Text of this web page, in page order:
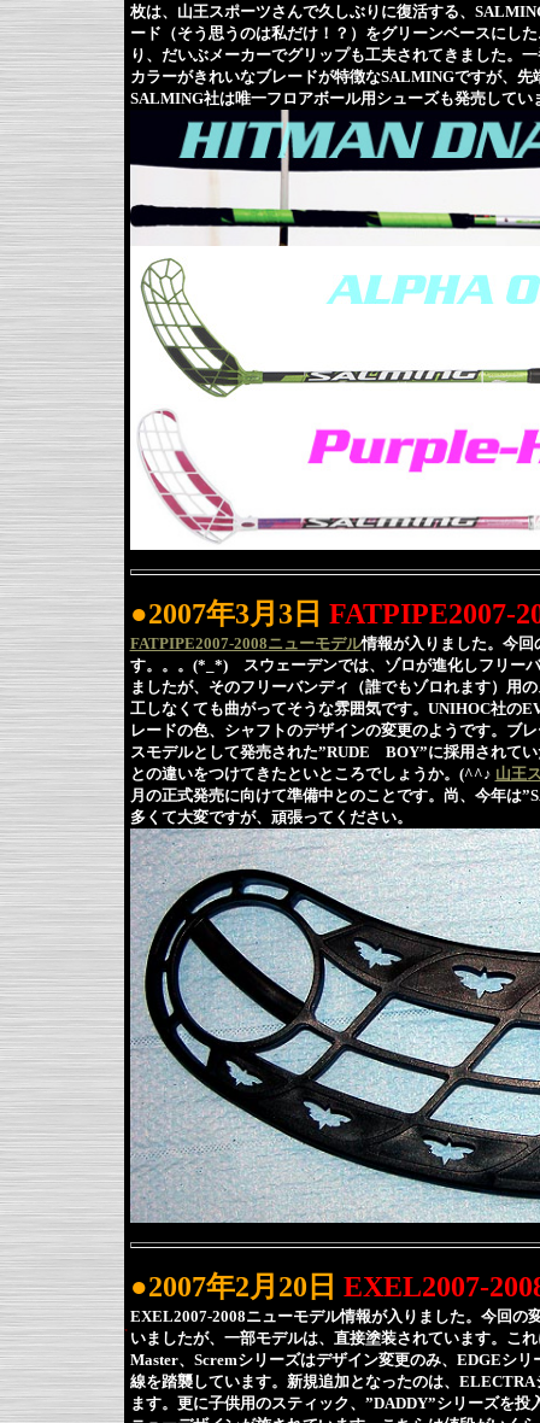
枚は、山王スポーツさんで久しぶりに復活する、
ード（そう思うのは私だけ！？）をグリーンベースにし
り、だいぶメーカーでグリップも工夫されてきました。
カラーがきれいなブレードが特徴なSALMINGですが、
SALMING社は唯一フロアボール用シューズも発売して
●2007年3月3日 FATPIPE2007-
FATPIPE2007-2008ニューモデル情報が入りました。今
す。。。(*_*) スウェーデンでは、ゾロが進化しフリー
ましたが、そのフリーバンディ（誰でもゾロれます）用
工しなくても曲がってそうな雰囲気です。UNIHOC社の
レードの色、シャフトのデザインの変更のようです。
スモデルとして発売された”RUDE BOY”に採用されて
との違いをつけてきたといところでしょうか。(^^♪ 山王
月の正式発売に向けて準備中とのことです。尚、今年は
多くて大変ですが、頑張ってください。
●2007年2月20日 EXEL2007-
EXEL2007-2008ニューモデル情報が入りました。今回の
いましたが、一部モデルは、直接塗装されています。こ
Master、Scremシリーズはデザイン変更のみ、EDGEシ
線を踏襲しています。新規追加となったのは、
ます。更に子供用のスティック、”DADDY”シリーズを